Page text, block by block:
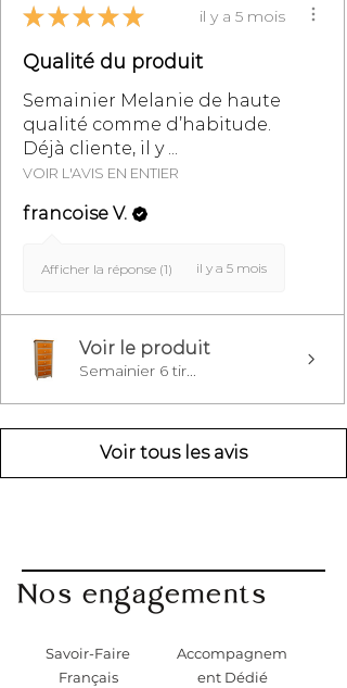
★ ★ ★ ★ ★ il y a 5 mois
Qualité du produit
Semainier Melanie de haute
qualité comme d’habitude.
Déjà cliente, il y ...
VOIR L'AVIS EN ENTIER
francoise V.
Afficher la réponse (1) il y a 5 mois
Voir le produit
Semainier 6 tir...
Voir tous les avis
Nos engagements
Savoir-Faire
Français
Accompagnem
ent Dédié